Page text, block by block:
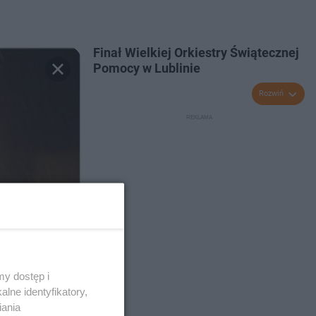
Finał Wielkiej Orkiestry Świątecznej
Pomocy w Lublinie
Rozwiń
dostęp i
identyfikatory,